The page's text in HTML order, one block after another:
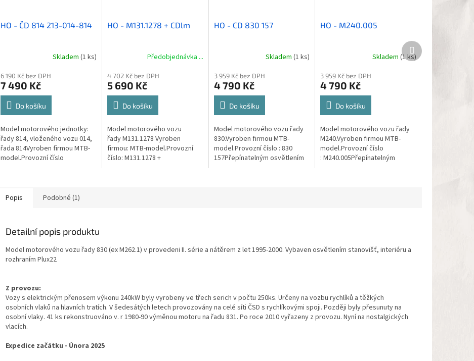
HO - ČD 814 213-014-814
Skladem (1 ks)
6 190 Kč bez DPH
7 490 Kč
Do košíku
Model motorového jednotky:
řady 814, vloženého vozu 014,
řada 814Vyroben firmou MTB-
model.Provozní číslo
HO - M131.1278 + CDlm
produktu
je
5,0
5
hvězdiček.
Předobjednávka ...
4 702 Kč bez DPH
5 690 Kč
Do košíku
Model motorového vozu
řady M131.1278 Vyroben
firmou: MTB-model.Provozní
číslo: M131.1278 +
HO - CD 830 157
Skladem(1 ks)
3 959 Kč bez DPH
4 790 Kč
Do košíku
Model motorového vozu řady
830.Vyroben firmou MTB-
model.Provozní číslo : 830
157Přepínatelným osvětlením
HO - M240.005
Skladem (1 ks)
3 959 Kč bez DPH
4 790 Kč
Do košíku
Model motorového vozu řady
M240.Vyroben firmou MTB-
model.Provozní číslo
: M240.005Přepínatelným
Další
produkt
Popis Podobné (1)
Detailní popis produktu
Model motorového vozu řady 830 (ex M262.1) v provedeni II. série a nátěrem z let 1995-2000. Vybaven osvětlením stanovišť, interiéru a
rozhraním Plux22
Z provozu:
Vozy s elektrickým přenosem výkonu 240kW byly vyrobeny ve třech serich v počtu 250ks. Určeny na vozbu rychlíků a těžkých
osobních vlaků na hlavních tratích. V šedesátých letech provozovány na celé síti ČSD s rychlíkovými spoji. Později byly přesunuty na
osobní vlaky. 41 ks rekonstruováno v. r 1980-90 výměnou motoru na řadu 831. Po roce 2010 vyřazeny z provozu. Nyní na nostalgických
vlacích.
Expedice začátku - Února 2025